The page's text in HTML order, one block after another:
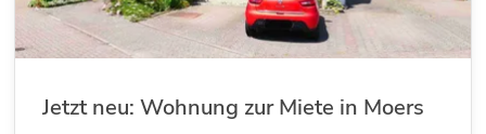
Jetzt neu: Wohnung zur Miete in Moers